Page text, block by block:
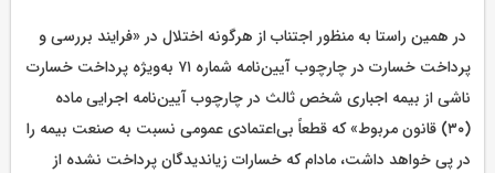
در همین راستا به منظور اجتناب از هرگونه اختلال در «فرایند بررسی و
پرداخت خسارت در چارچوب آیین‌نامه شماره ۷۱ به‌ویژه پرداخت خسارت
ناشی از بیمه اجباری شخص ثالث در چارچوب آیین‌نامه اجرایی ماده
(۳۰) قانون مربوط» که قطعاً بی‌اعتمادی عمومی نسبت به صنعت بیمه را
در پی خواهد داشت، مادام که خسارات زیاندیدگان پرداخت نشده از